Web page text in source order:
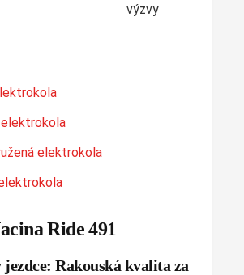
výzvy
elektrokola
Ride 491
jezdce: Rakouská kvalita za